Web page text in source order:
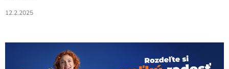
12.2.2025